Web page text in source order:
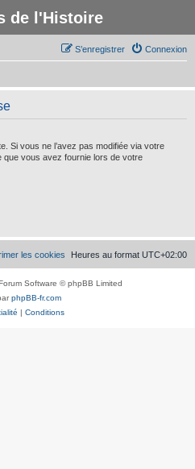
de l'Histoire
Connexion
S’enregistrer
Si vous ne l’avez pas modifiée via votre
que vous avez fournie lors de votre
Heures au format UTC+02:00
les cookies
Software © phpBB Limited
phpBB-fr.com
| Conditions